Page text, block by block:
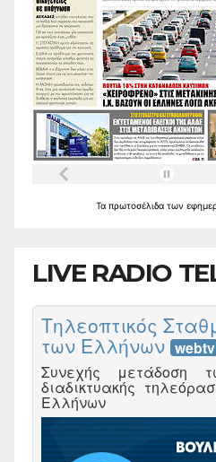
Τα πρωτοσέλιδα των
LIVE RADIO